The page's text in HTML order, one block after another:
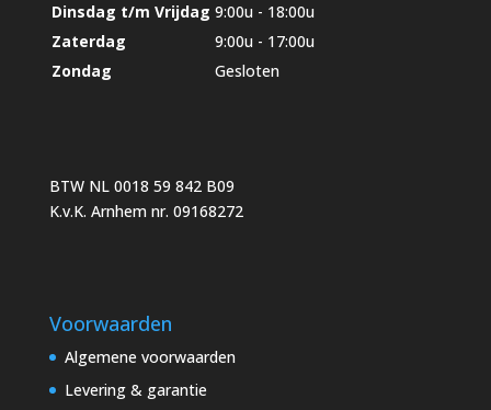
Dinsdag t/m Vrijdag 9:00u - 18:00u
Zaterdag
9:00u - 17:00u
Zondag
Gesloten
BTW NL 0018 59 842 B09
K.v.K. Arnhem nr. 09168272
Voorwaarden
Algemene voorwaarden
Levering & garantie